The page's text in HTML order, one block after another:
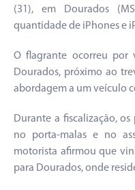
(31), em Dourados
quantidade de iPhones e
O flagrante ocorreu por
Dourados, próximo ao
abordagem a um veículo
Durante a fiscalização,
no porta-malas e no
motorista afirmou que
para Dourados, onde